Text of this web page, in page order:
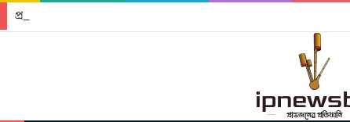
প্রকাশিত হতে যাচ্ছে দি রাবুগার নতুন গান ‘Baljanggi’